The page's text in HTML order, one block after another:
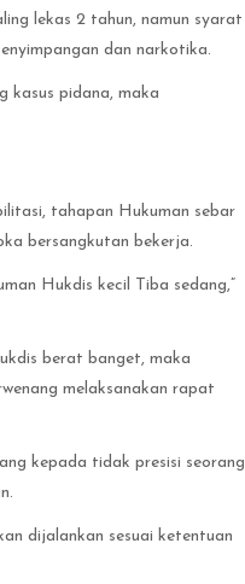
lekas 2 tahun, namun syarat
dan narkotika.
kasus pidana, maka
tahapan Hukuman sebar
bersangkutan bekerja.
Hukdis kecil Tiba sedang,”
berat banget, maka
melaksanakan rapat
kepada tidak presisi seorang
dijalankan sesuai ketentuan